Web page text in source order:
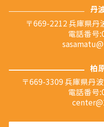
丹
〒669-2212 兵庫県丹
電話番号
柏
〒669-3309 兵庫県丹
電話番号